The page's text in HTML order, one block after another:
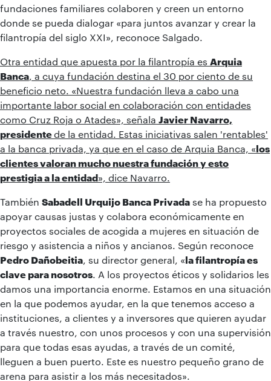
fundaciones familiares colaboren y creen un entorno
donde se pueda dialogar «para juntos avanzar y crear la
filantropía del siglo XXI», reconoce Salgado.
Otra entidad que apuesta por la filantropía es Arquia
Banca , a cuya fundación destina el 30 por ciento de su
beneficio neto. «Nuestra fundación lleva a cabo una
importante labor social en colaboración con entidades
como Cruz Roja o Atades», señala Javier Navarro,
presidentede la entidad. Estas iniciativas salen 'rentables'
a la banca privada, ya que en el caso de Arquia Banca, «los
clientes valoran mucho nuestra fundación y esto
prestigia a la entidad», dice Navarro.
También Sabadell Urquijo Banca Privada se ha propuesto
apoyar causas justas y colabora económicamente en
proyectos sociales de acogida a mujeres en situación de
riesgo y asistencia a niños y ancianos. Según reconoce
Pedro Dañobeitia , su director general, «la filantropía es
clave para nosotros . A los proyectos éticos y solidarios les
damos una importancia enorme. Estamos en una situación
en la que podemos ayudar, en la que tenemos acceso a
instituciones, a clientes y a inversores que quieren ayudar
a través nuestro, con unos procesos y con una supervisión
para que todas esas ayudas, a través de un comité,
lleguen a buen puerto. Este es nuestro pequeño grano de
arena para asistir a los más necesitados».